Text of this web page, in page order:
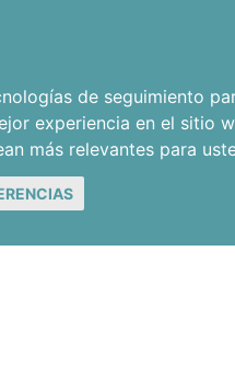
de seguimiento
experiencia en el sitio
más relevantes para